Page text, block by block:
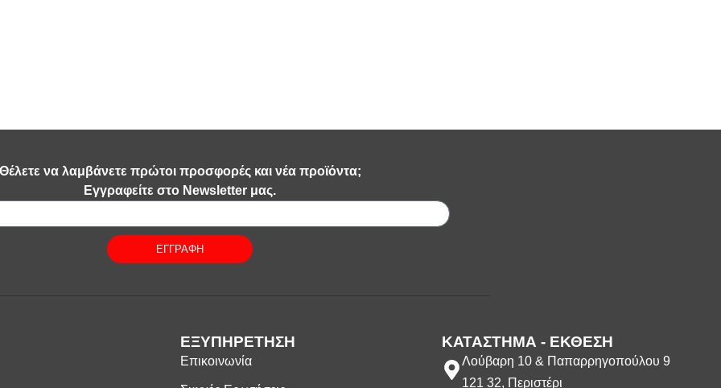
Θέλετε να λαμβάνετε πρώτοι προσφορές και νέα προϊόντα;
Εγγραφείτε στο Newsletter μας.
ΕΓΓΡΑΦΗ
ΕΞΥΠΗΡΕΤΗΣΗ
Επικοινωνία
ΚΑΤΑΣΤΗΜΑ - ΕΚΘΕΣΗ
Λούβαρη 10 & Παπαρρηγοπούλου 9
121 32, Περιστέρι